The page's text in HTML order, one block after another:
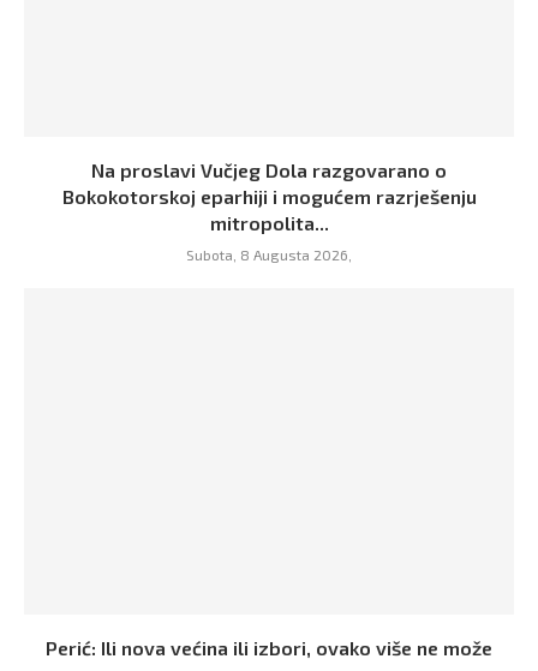
Na proslavi Vučjeg Dola razgovarano o
Bokokotorskoj eparhiji i mogućem razrješenju
mitropolita...
Subota, 8 Augusta 2026,
Perić: Ili nova većina ili izbori, ovako više ne može